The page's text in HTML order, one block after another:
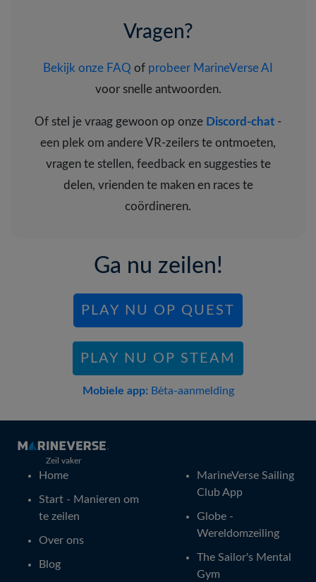
Vragen?
Bekijk onze FAQ of probeer MarineVerse AI
voor snelle antwoorden.
Of stel je vraag gewoon op onze Discord-chat -
een plek om andere VR-zeilers te ontmoeten,
vragen te stellen, feedback en suggesties te
delen, vrienden te maken en races te
coördineren.
Ga nu zeilen!
PLAY NU OP QUEST
PLAY NU OP STEAM
Mobiele app: Bèta-aanmelding
Zeil vaker
Home
Start - Manieren om
te zeilen
Over ons
Blog
MarineVerse Sailing
Club App
Globe -
Wereldomzeiling
The Sailor's Mental
Gym